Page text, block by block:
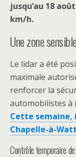
jusqu’au 18
km/h.
Une zone
Le lidar a été
maximale
renforcer la
automobilistes à
Cette semaine,
Chapelle-à-
Contrôle temporaire